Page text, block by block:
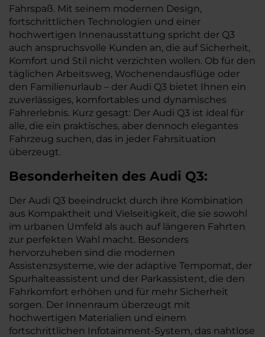
Fahrspaß. Mit seinem modernen Design,
fortschrittlichen Technologien und einer
hochwertigen Innenausstattung spricht der Q3
auch anspruchsvolle Kunden an, die auf Sicherheit,
Komfort und Stil nicht verzichten wollen. Ob für den
täglichen Arbeitsweg, Wochenendausflüge oder
den Familienurlaub – der Audi Q3 bietet Ihnen ein
zuverlässiges, komfortables und dynamisches
Fahrerlebnis. Kurz gesagt: Der Audi Q3 ist ideal für
alle, die ein praktisches, aber dennoch elegantes
Fahrzeug suchen, das in jeder Fahrsituation
überzeugt.
Besonderheiten des Audi Q3:
Der Audi Q3 beeindruckt durch ihre Kombination
aus Kompaktheit und Vielseitigkeit, die sie sowohl
im urbanen Umfeld als auch auf längeren Fahrten
zur perfekten Wahl macht. Besonders
hervorzuheben sind die modernen
Assistenzsysteme, wie der adaptive Tempomat, der
Spurhalteassistent und der Parkassistent, die den
Fahrkomfort erhöhen und für mehr Sicherheit
sorgen. Der Innenraum überzeugt mit
hochwertigen Materialien und einem
fortschrittlichen Infotainment-System, das nahtlose